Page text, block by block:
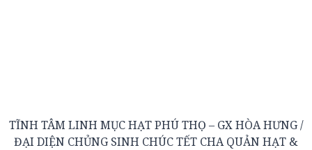
TĨNH TÂM LINH MỤC HẠT PHÚ THỌ – GX HÒA HƯNG /
ĐẠI DIỆN CHỦNG SINH CHÚC TẾT CHA QUẢN HẠT &